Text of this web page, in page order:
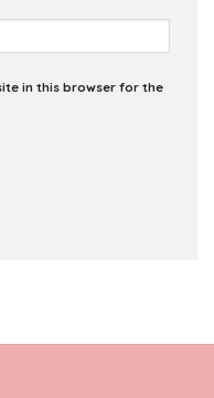
in this browser for the